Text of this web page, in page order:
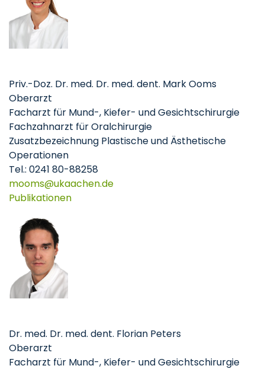
Priv.-Doz. Dr. med. Dr. med. dent. Mark Ooms
Oberarzt
Facharzt für Mund-, Kiefer- und Gesichtschirurgie
Fachzahnarzt für Oralchirurgie
Zusatzbezeichnung Plastische und Ästhetische
Operationen
Tel.: 0241 80-88258
mooms
ukaachende
Publikationen
Dr. med. Dr. med. dent. Florian Peters
Oberarzt
Facharzt für Mund-, Kiefer- und Gesichtschirurgie